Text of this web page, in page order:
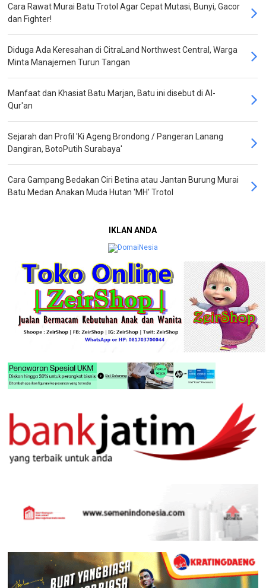
Cara Rawat Murai Batu Trotol Agar Cepat Mutasi, Bunyi, Gacor
dan Fighter!
Diduga Ada Keresahan di CitraLand Northwest Central, Warga
Minta Manajemen Turun Tangan
Manfaat dan Khasiat Batu Marjan, Batu ini disebut di Al-
Qur'an
Sejarah dan Profil 'Ki Ageng Brondong / Pangeran Lanang
Dangiran, BotoPutih Surabaya'
Cara Gampang Bedakan Ciri Betina atau Jantan Burung Murai
Batu Medan Anakan Muda Hutan 'MH' Trotol
IKLAN ANDA